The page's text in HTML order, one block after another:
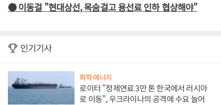
● 이동걸 "현대상선, 목숨걸고 용선료 인하 협상해야"
인기기사
화학·에너지
로이터 "정제연료 3만 톤 한국에서 러시아
로 이동", 우크라이나의 공격에 수요 늘어